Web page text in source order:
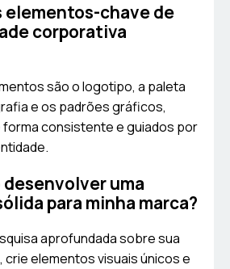
elementos-chave de
corporativa
são o logotipo, a paleta
e os padrões gráficos,
consistente e guiados por
desenvolver uma
para minha marca?
aprofundada sobre sua
crie elementos visuais únicos e